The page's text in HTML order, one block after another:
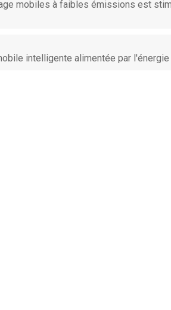
mobiles à faibles émissions est
intelligente alimentée par